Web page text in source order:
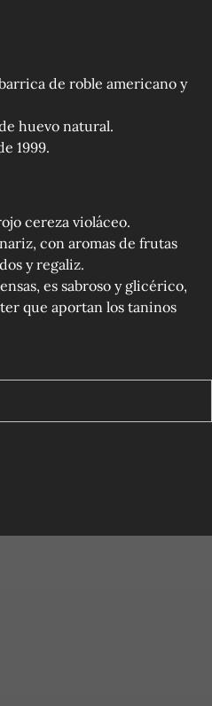
de roble americano y
huevo natural.
1999.
cereza violáceo.
con aromas de frutas
y regaliz.
es sabroso y glicérico,
que aportan los taninos